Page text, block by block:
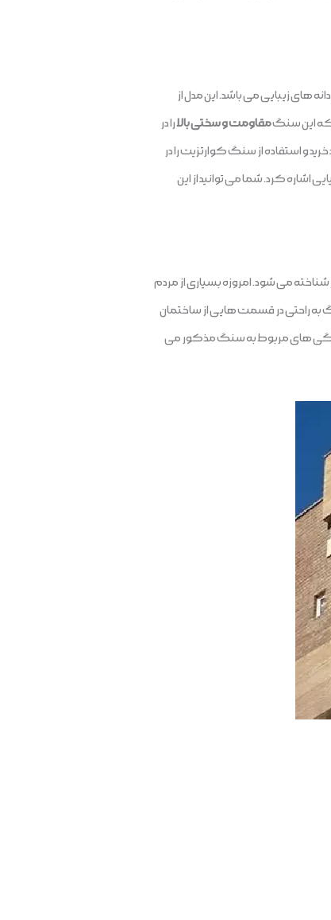
های زیبایی می باشد. این مدل از
که این سنگمقاومت و سختی بالارا در
و استفاده از سنگ کوارتزیت را در
اشاره کرد. شما می توانید از این
شناخته می شود. امروزه بسیاری از مردم
به راحتی در قسمت هایی از ساختمان
ویژگی های مربوط به سنگ مذکور می